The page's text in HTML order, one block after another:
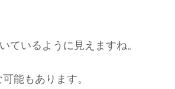
いるように見えますね。
能もあります。